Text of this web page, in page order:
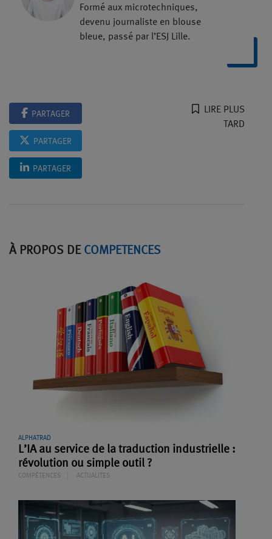
Formé aux microtechniques,
devenu journaliste en blouse
bleue, passé par l’ESJ Lille.
PARTAGER
PARTAGER
PARTAGER
LIRE PLUS
TARD
À PROPOS DE COMPETENCES
ALPHATRAD
L’IA au service de la traduction industrielle :
révolution ou simple outil ?
COMPÉTENCES ACTUALITES